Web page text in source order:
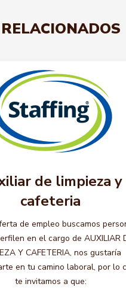
de limpieza y
cafeteria
de empleo buscamos
en el cargo de AUXILIAR
Y CAFETERIA, nos gustaría
en tu camino laboral, por lo
te invitamos a que: